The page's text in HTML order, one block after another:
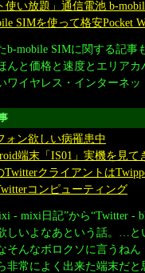
使い放題」通信電池 b-
SIMを使って格安Pocket
b-mobile SIMに関する記
んと価格と速度とエリア
ワイヤレス・インターネッ
ォン欲しい病罹患中
端末「IS01」実機を見て
Twitterクライアントは
コンピューティング
- mixi日記”から“Twitter -
しいよなあという話。…と
そんなボロクソに言うねん
非常によく出来た端末だと